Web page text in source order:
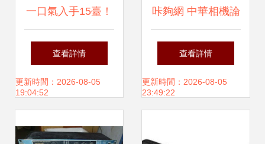
一口氣入手15臺！
這款攝像機的終極
吸引力在哪兒？
查看詳情
更新時間：2026-08-05
19:04:52
咔夠網 中華相機論
壇的攝影器材交易
平臺新篇章
查看詳情
更新時間：2026-08-05
23:49:22